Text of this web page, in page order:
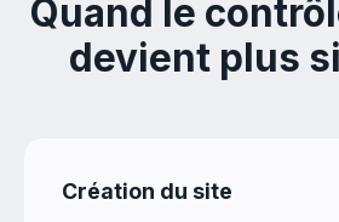
Quand le
devient plus
Création du site